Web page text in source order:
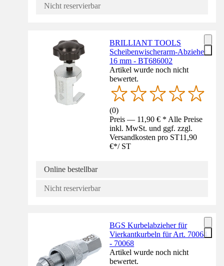
Nicht reservierbar
BRILLIANT TOOLS
Scheibenwischerarm-Abzieher
16 mm - BT686002
Artikel wurde noch nicht
bewertet.
(0)
Preis — 11,90 € * Alle Preise
inkl. MwSt. und ggf. zzgl.
Versandkosten pro ST11,90
€*/ ST
Online bestellbar
Nicht reservierbar
BGS Kurbelabzieher für
Vierkantkurbeln für Art. 70064
- 70068
Artikel wurde noch nicht
bewertet.